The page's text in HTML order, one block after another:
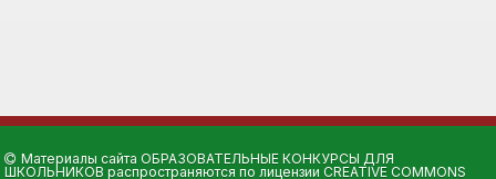
Материалы сайтаОБРАЗОВАТЕЛЬНЫЕ КОНКУРСЫ ДЛЯ
ШКОЛЬНИКОВ распространяются по лицензииCREATIVE COMMONS